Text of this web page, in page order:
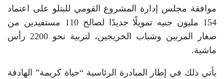
موافقة مجلس إدارة المشروع القومي للبتلو على اعتماد
154 مليون جنيه تمويلًا جديدًا لصالح 110 مستفيدين من
صغار المربين وشباب الخريجين، لتربية نحو 2200 رأس
ماشية.
يأتي ذلك في إطار المبادرة الرئاسية “حياة كريمة” الهادفة